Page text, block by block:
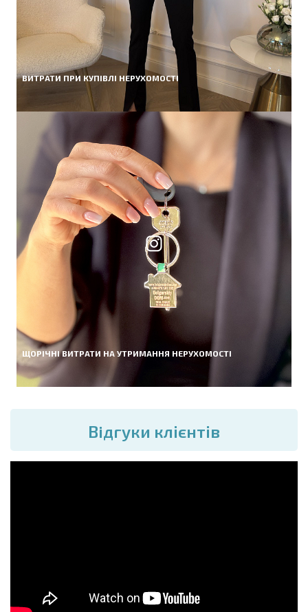
ВИТРАТИ ПРИ КУПІВЛІ НЕРУХОМОСТІ
ЩОРІЧНІ ВИТРАТИ НА УТРИМАННЯ НЕРУХОМОСТІ
Вiдгуки клієнтів